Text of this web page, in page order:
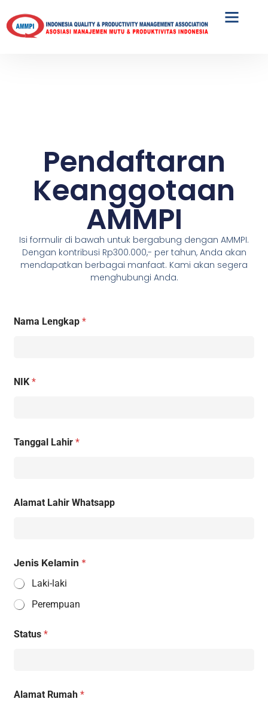
Pendaftaran
Keanggotaan
AMMPI
Isi formulir di bawah untuk bergabung dengan AMMPI.
Dengan kontribusi Rp300.000,- per tahun, Anda akan
mendapatkan berbagai manfaat. Kami akan segera
menghubungi Anda.
Nama Lengkap*
NIK*
Tanggal Lahir*
Alamat Lahir Whatsapp
Jenis Kelamin *
Laki-laki
Perempuan
Status*
Alamat Rumah*